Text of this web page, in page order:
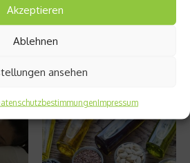
Akzeptieren
Ablehnen
ansehen
Impressum